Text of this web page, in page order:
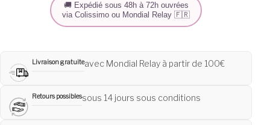
🚚 Expédié sous 48h à 72h ouvrées
via Colissimo ou Mondial Relay 🇫🇷
Livraison gratuiteavec Mondial Relay à partir de 100€
Retours possiblessous 14 jours sous conditions